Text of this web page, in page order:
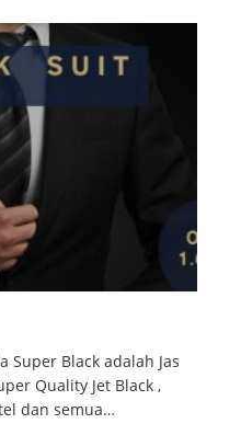
Super Black adalah Jas
Quality Jet Black ,
dan semua…